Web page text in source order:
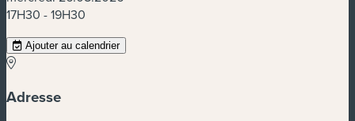
17H30 - 19H30
Ajouter au calendrier
Adresse